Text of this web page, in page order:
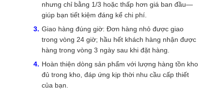
nhưng chỉ bằng 1/3 hoặc thấp hơn giá ban đầu—
giúp bạn tiết kiệm đáng kể chi phí.
Giao hàng đúng giờ: Đơn hàng nhỏ được giao
trong vòng 24 giờ; hầu hết khách hàng nhận được
hàng trong vòng 3 ngày sau khi đặt hàng.
Hoàn thiện dòng sản phẩm với lượng hàng tồn kho
đủ trong kho, đáp ứng kịp thời nhu cầu cấp thiết
của bạn.